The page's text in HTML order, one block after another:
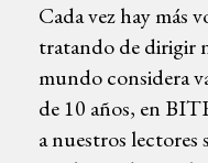
Cada vez hay más
tratando de dirigir
mundo considera
de 10 años, en
a nuestros lectores